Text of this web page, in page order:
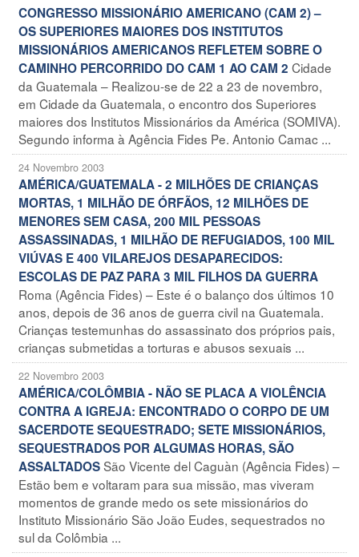
CONGRESSO MISSIONÁRIO AMERICANO (CAM 2) –
OS SUPERIORES MAIORES DOS INSTITUTOS
MISSIONÁRIOS AMERICANOS REFLETEM SOBRE O
CAMINHO PERCORRIDO DO CAM 1 AO CAM 2 Cidade
da Guatemala – Realizou-se de 22 a 23 de novembro,
em Cidade da Guatemala, o encontro dos Superiores
maiores dos Institutos Missionários da América (SOMIVA).
Segundo informa à Agência Fides Pe. Antonio Camac ...
24 Novembro 2003
AMÉRICA/GUATEMALA - 2 MILHÕES DE CRIANÇAS
MORTAS, 1 MILHÃO DE ÓRFÃOS, 12 MILHÕES DE
MENORES SEM CASA, 200 MIL PESSOAS
ASSASSINADAS, 1 MILHÃO DE REFUGIADOS, 100 MIL
VIÚVAS E 400 VILAREJOS DESAPARECIDOS:
ESCOLAS DE PAZ PARA 3 MIL FILHOS DA GUERRA
Roma (Agência Fides) – Este é o balanço dos últimos 10
anos, depois de 36 anos de guerra civil na Guatemala.
Crianças testemunhas do assassinato dos próprios pais,
crianças submetidas a torturas e abusos sexuais ...
22 Novembro 2003
AMÉRICA/COLÔMBIA - NÃO SE PLACA A VIOLÊNCIA
CONTRA A IGREJA: ENCONTRADO O CORPO DE UM
SACERDOTE SEQUESTRADO; SETE MISSIONÁRIOS,
SEQUESTRADOS POR ALGUMAS HORAS, SÃO
ASSALTADOSSão Vicente del Caguàn (Agência Fides) –
Estão bem e voltaram para sua missão, mas viveram
momentos de grande medo os sete missionários do
Instituto Missionário São João Eudes, sequestrados no
sul da Colômbia ...